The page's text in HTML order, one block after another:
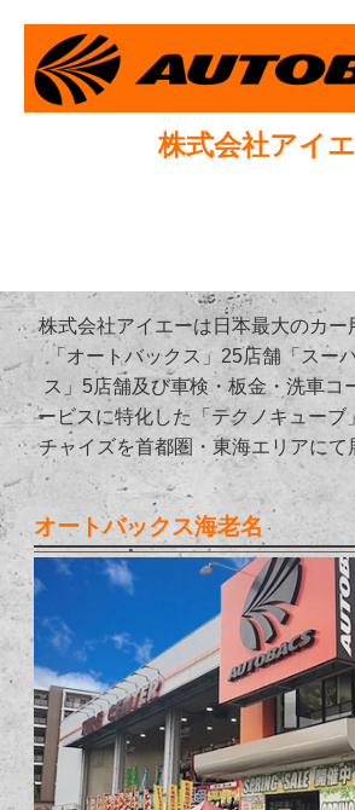
株式会社アイ
株式会社アイエーは日本最大のカー
「オートバックス」25店舗「スー
ス」5店舗及び車検・板金・洗車コ
ービスに特化した「テクノキューブ
チャイズを首都圏・東海エリアにて
オートバックス海老名